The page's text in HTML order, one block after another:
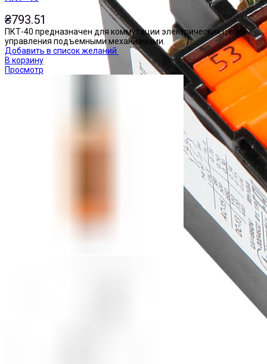
₴793.51
ПКТ-40 предназначен для коммутации электрических цепей
управления подъемными механизмами.
Добавить в список желаний
В корзину
Просмотр